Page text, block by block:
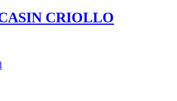
CRIOLLO